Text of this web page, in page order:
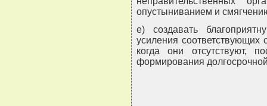
опустыниванием и
e) создавать
усиления соответствующих
когда они отсутствуют,
формирования